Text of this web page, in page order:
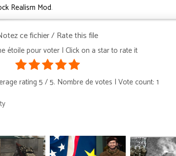
Realism Mod.
ce fichier / Rate this file
étoile pour voter | Click on a star to rate it
rating 5 / 5. Nombre de votes | Vote count: 1